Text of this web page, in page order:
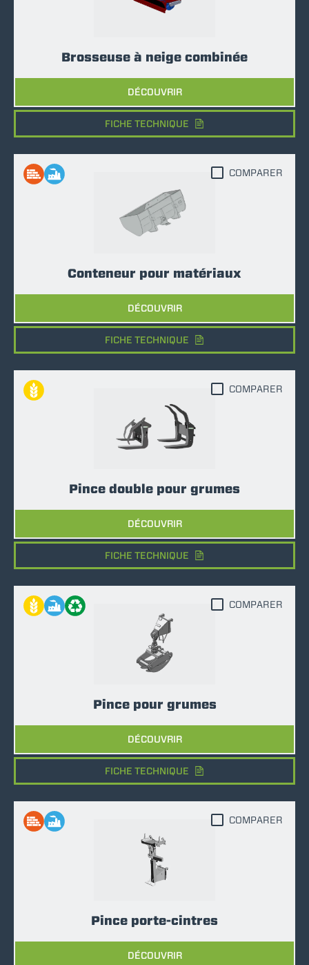
Brosseuse à neige combinée
DÉCOUVRIR
FICHE TECHNIQUE
Conteneur pour matériaux
DÉCOUVRIR
COMPARER
FICHE TECHNIQUE
Pince double pour grumes
DÉCOUVRIR
COMPARER
FICHE TECHNIQUE
Pince pour grumes
DÉCOUVRIR
COMPARER
FICHE TECHNIQUE
Pince porte-cintres
DÉCOUVRIR
COMPARER